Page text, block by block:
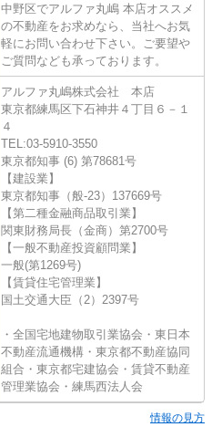
中野区でアルファ丸嶋 本店オススメ
の不動産をお求めなら、当社へお気
軽にお問い合わせ下さい。ご要望や
ご質問なども承っております。
アルファ丸嶋株式会社 本店
東京都練馬区下石神井４丁目６－１
４
TEL:03-5910-3550
東京都知事 (6) 第78681号
【建設業】
東京都知事（般-23）137669号
【第二種金融商品取引業】
関東財務局長（金商）第2700号
【一般不動産投資顧問業】
一般(第1269号)
【賃貸住宅管理業】
国土交通大臣（2）2397号
・全国宅地建物取引業協会・東日本
不動産流通機構・東京都不動産協同
組合・東京都宅建協会・賃貸不動産
管理業協会・練馬西法人会
情報の見方